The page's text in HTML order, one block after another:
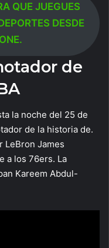
QUE JUEGUES
DESDE
de
la noche del 25 de
de la historia de.
LeBron James
a los 76ers. La
Kareem Abdul-